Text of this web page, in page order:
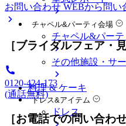
チャペル&パーティ会場
チャペル&パー
その他施設・サ
料理 & ケーキ
ドレス&アイテム
ドレス
お問い合わせ WEBから問い
［ブライダルフェア・
0120-424-173
(通話無料)
［お電話での問い合わせ